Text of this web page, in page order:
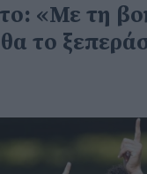
«Με τη
το